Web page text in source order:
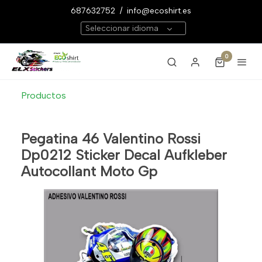
687632752 / info@ecoshirt.es
Seleccionar idioma
0
Productos
Pegatina 46 Valentino Rossi
Dp0212 Sticker Decal Aufkleber
Autocollant Moto Gp